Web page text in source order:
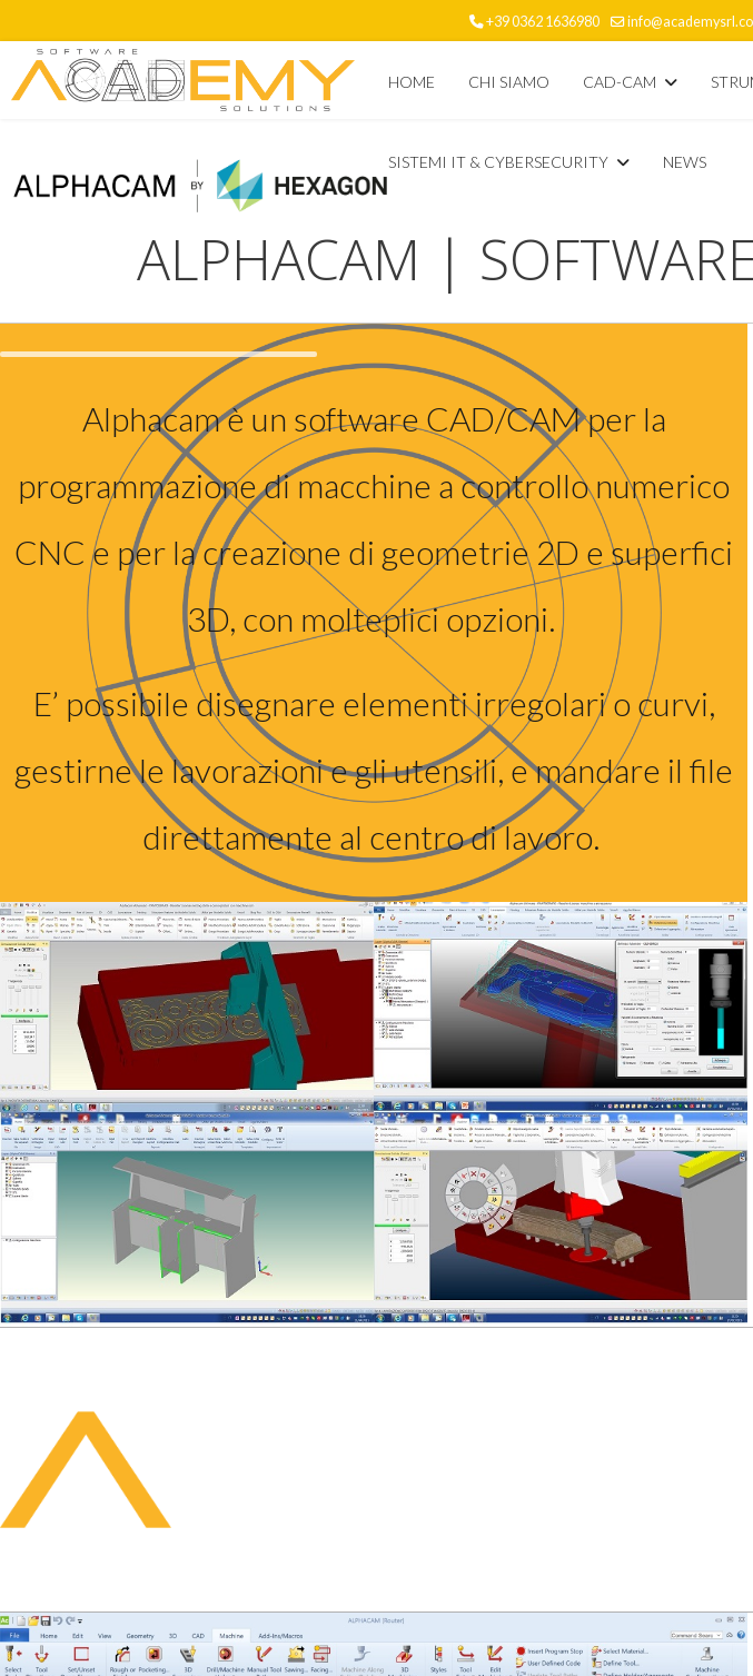
+39 0362 1636980
HOME CHI SIAMO CAD-CAM
SISTEMI IT & CYBERSECURITY NEWS
ALPHACAM |
Alphacam è un software CAD/CAM per la
programmazione di macchine a controllo numerico
CNC e per la creazione di geometrie 2D e superfici
3D, con molteplici opzioni.
E’ possibile disegnare elementi irregolari o curvi,
gestirne le lavorazioni e gli utensili, e mandare il file
direttamente al centro di lavoro.